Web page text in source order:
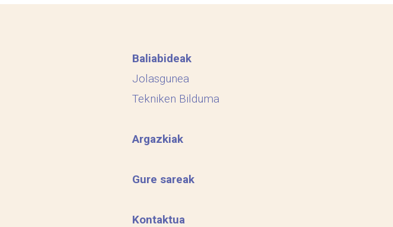
Baliabideak
Jolasgunea
Tekniken Bilduma
Argazkiak
Gure sareak
Kontaktua